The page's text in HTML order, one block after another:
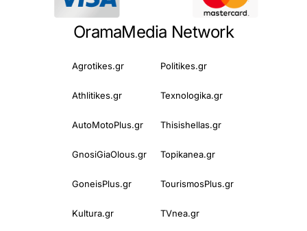
OramaMedia Network
Agrotikes.gr Politikes.gr
Athlitikes.gr Texnologika.gr
AutoMotoPlus.gr Thisishellas.gr
GnosiGiaOlous.gr Topikanea.gr
GoneisPlus.gr TourismosPlus.gr
Kultura.gr TVnea.gr